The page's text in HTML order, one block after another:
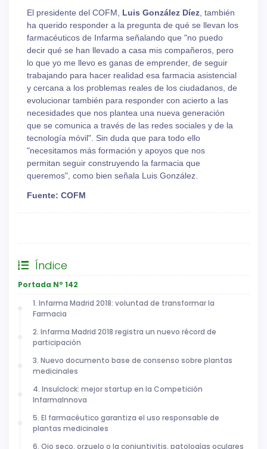
El presidente del COFM, Luis González Díez , también
ha querido responder a la pregunta de qué se llevan los
farmacéuticos de Infarma señalando que "no puedo
decir qué se han llevado a casa mis compañeros, pero
lo que yo me llevo es ganas de emprender, de seguir
trabajando para hacer realidad esa farmacia asistencial
y cercana a los problemas reales de los ciudadanos, de
evolucionar también para responder con acierto a las
necesidades que nos plantea una nueva generación
que se comunica a través de las redes sociales y de la
tecnología móvil". Sin duda que para todo ello
"necesitamos más formación y apoyos que nos
permitan seguir construyendo la farmacia que
queremos", como bien señala Luis González.
Fuente: COFM
Índice
Portada Nº 142
1. Infarma Madrid 2018: voluntad de transformar la
Farmacia
2. Infarma Madrid 2018 registra un nuevo récord de
participación
3. Nuevo documento base de consenso sobre plantas
medicinales
4. Insulclock: mejor startup en la Competición
InfarmaInnova
5. El farmacéutico garantiza el uso responsable de
plantas medicinales
6. Ojo seco, orzuelo o la conjuntivitis, patologías oculares